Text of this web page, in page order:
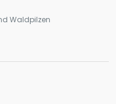
Waldpilzen